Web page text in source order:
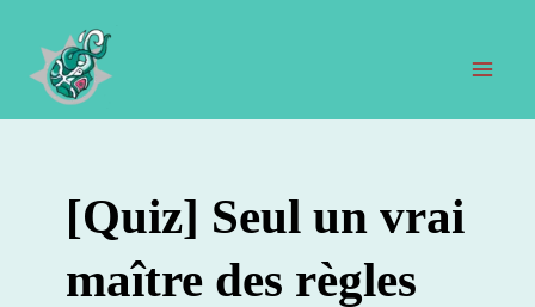
contenu
[Quiz] Seul un vrai
maître des règles